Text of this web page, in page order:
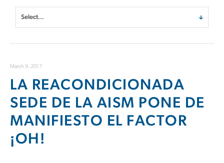
March 9, 2017
LA REACONDICIONADA
SEDE DE LA AISM PONE DE
MANIFIESTO EL FACTOR
¡OH!